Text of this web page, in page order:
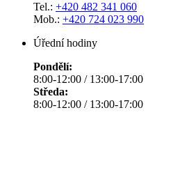
Tel.: +420 482 341 060
Mob.: +420 724 023 990
Úřední hodiny
Pondělí:
8:00-12:00 / 13:00-17:00
Středa:
8:00-12:00 / 13:00-17:00